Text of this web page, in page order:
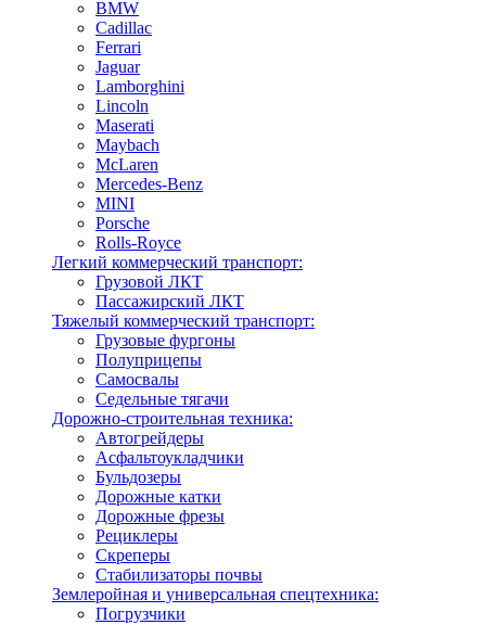
BMW
Cadillac
Ferrari
Jaguar
Lamborghini
Lincoln
Maserati
Maybach
McLaren
Mercedes-Benz
MINI
Porsche
Rolls-Royce
Легкий коммерческий транспорт:
Грузовой ЛКТ
Пассажирский ЛКТ
Тяжелый коммерческий транспорт:
Грузовые фургоны
Полуприцепы
Самосвалы
Седельные тягачи
Дорожно-строительная техника:
Автогрейдеры
Асфальтоукладчики
Бульдозеры
Дорожные катки
Дорожные фрезы
Рециклеры
Скреперы
Стабилизаторы почвы
Землеройная и универсальная спецтехника:
Погрузчики